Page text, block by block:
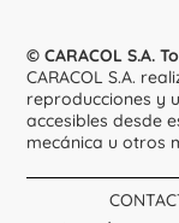
© CARACOL S.A.
CARACOL S.A.
reproducciones y
accesibles desde
mecánica u otros